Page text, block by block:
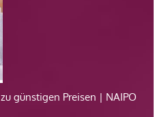
zu günstigen Preisen | NAIPO